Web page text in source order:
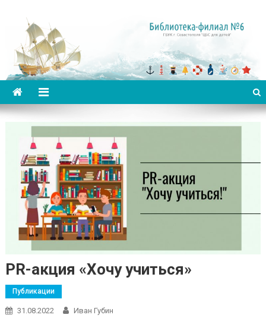
Библиотека-филиал №6 для
детей
PR-акция «Хочу учиться»
Публикации
31.08.2022 Иван Губин